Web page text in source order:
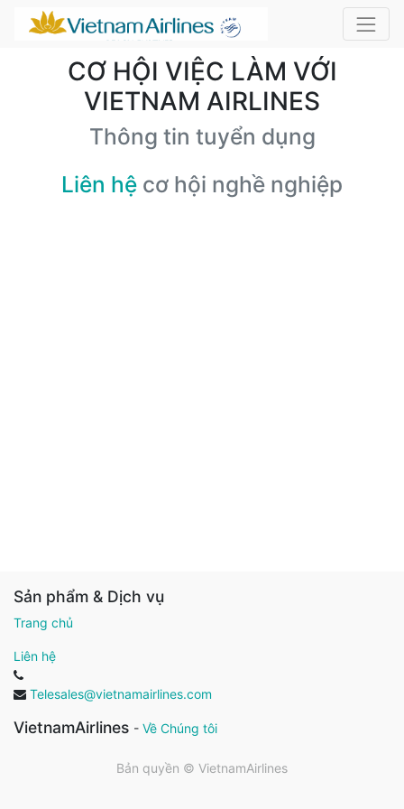
CƠ HỘI VIỆC LÀM VỚI
VIETNAM AIRLINES
Thông tin tuyển dụng
Liên hệ cơ hội nghề nghiệp
Sản phẩm & Dịch vụ
Trang chủ
Liên hệ
Telesales@vietnamairlines.com
VietnamAirlines - Về Chúng tôi
Bản quyền © VietnamAirlines